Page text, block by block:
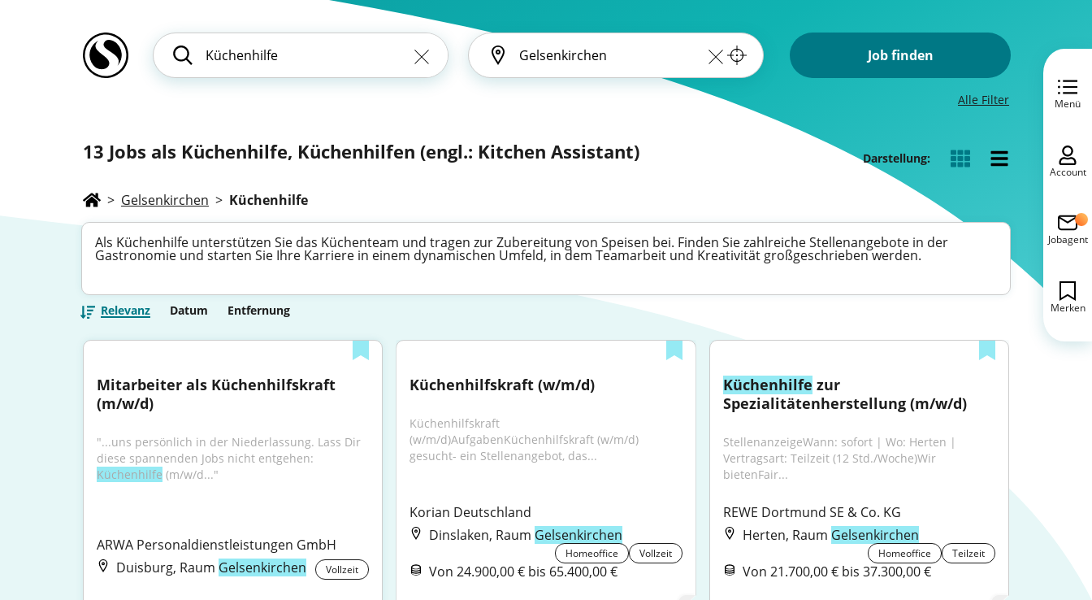
Job finden
Alle Filter
13 Jobs als Küchenhilfe, Küchenhilfen (engl.: Kitchen Assistant) Darstellung:
> Gelsenkirchen > Küchenhilfe
Als Küchenhilfe unterstützen Sie das Küchenteam und tragen zur Zubereitung von Speisen bei. Finden Sie zahlreiche Stellenangebote in der
Gastronomie und starten Sie Ihre Karriere in einem dynamischen Umfeld, in dem Teamarbeit und Kreativität großgeschrieben werden.
Relevanz Datum Entfernung
Mitarbeiter als Küchenhilfskraft
(m/w/d)
"...uns persönlich in der Niederlassung. Lass Dir
Küchenhilfe (m/w/d..."
ARWA Personaldienstleistungen GmbH
Duisburg, Raum Gelsenkirchen Vollzeit
Küchenhilfskraft (w/m/d)
Küchenhilfskraft
(w/m/d)AufgabenKüchenhilfskraft (w/m/d)
gesucht- ein Stellenangebot, das...
Korian Deutschland
Dinslaken, Raum Gelsenkirchen
Homeoffice Vollzeit
Von 24.900,00 € bis 65.400,00 €
Küchenhilfe zur
Spezialitätenherstellung (m/w/d)
StellenanzeigeWann: sofort | Wo: Herten |
Vertragsart: Teilzeit (12 Std./Woche)Wir
bietenFair...
REWE Dortmund SE & Co. KG
Herten, Raum Gelsenkirchen
Homeoffice Teilzeit
Von 21.700,00 € bis 37.300,00 €
Menü
Account
Jobagent
Merken